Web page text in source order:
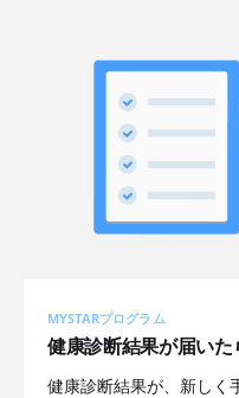
MYSTARプログラム
健康診断結果が届いた
健康診断結果が、新しく